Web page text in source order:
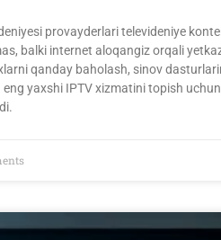
provayderlari televideniye
balki internet aloqangiz orqali
qanday baholash, sinov
yaxshi IPTV xizmatini topish